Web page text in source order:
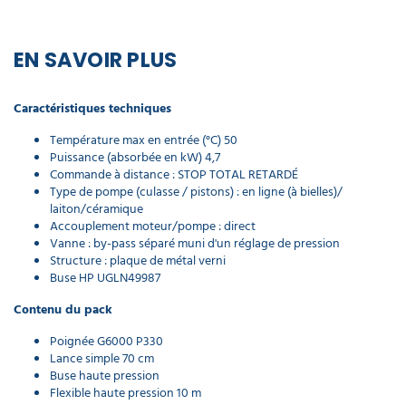
Buse de
de
lavage
pour
nettoyeur
haute
pression
16,84 €
l'unité
Coupleur
de
flexible
pour
nettoyeur
haute
pression
22,97 €
EN SAVOIR PLUS
Caractéristiques techniques
Température max en entrée (°C) 50
Puissance (absorbée en kW) 4,7
Commande à distance : STOP TOTAL RETARDÉ
Type de pompe (culasse / pistons) : en ligne (à bielles)/
laiton/céramique
Accouplement moteur/pompe : direct
Vanne : by-pass séparé muni d'un réglage de pression
Structure : plaque de métal verni
Buse HP UGLN49987
Contenu du pack
Poignée G6000 P330
Lance simple 70 cm
Buse haute pression
Flexible haute pression 10 m